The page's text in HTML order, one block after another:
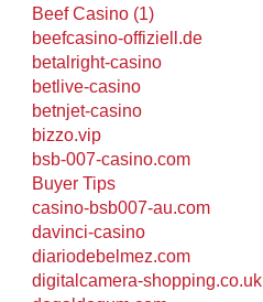
Beef Casino (1)
beefcasino-offiziell.de
betalright-casino
betlive-casino
betnjet-casino
bizzo.vip
bsb-007-casino.com
Buyer Tips
casino-bsb007-au.com
davinci-casino
diariodebelmez.com
digitalcamera-shopping.co.uk